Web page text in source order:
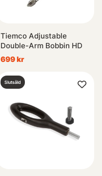
Tiemco Adjustable
Double-Arm Bobbin HD
699 kr
Slutsåld